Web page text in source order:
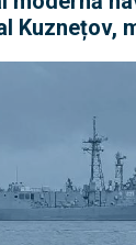
Kuznețov,